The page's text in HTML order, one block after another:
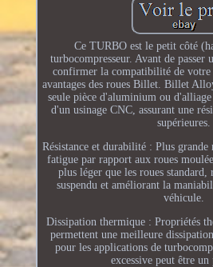
Ce TURBO est le petit côté
turbocompresseur. Avant de passer
confirmer la compatibilité de votre
avantages des roues Billet. Billet
seule pièce d'aluminium ou
d'un usinage CNC, assurant une
supérieures.
Résistance et durabilité : Plus grande
fatigue par rapport aux roues
plus léger que les roues standard,
suspendu et améliorant la
véhicule.
Dissipation thermique : Propriétés
permettent une meilleure
pour les applications de
excessive peut être un